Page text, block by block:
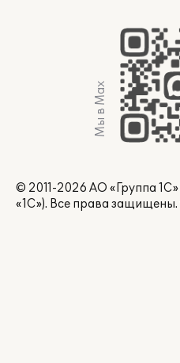
Мы в Max
© 2011-2026 АО «Группа
«1С»). Все права защищены.